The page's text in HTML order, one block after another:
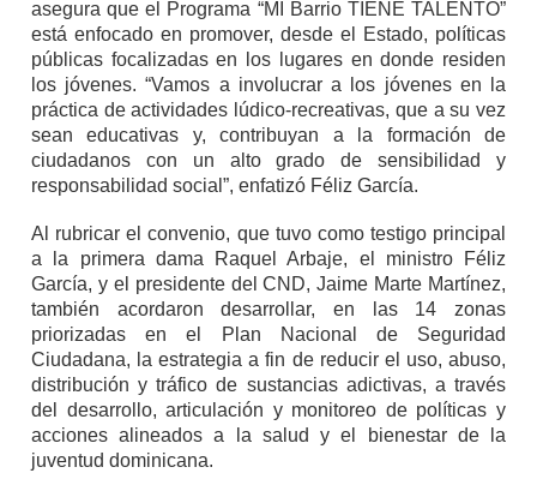
asegura que el Programa “MI Barrio TIENE TALENTO”
está enfocado en promover, desde el Estado, políticas
públicas focalizadas en los lugares en donde residen
los jóvenes. “Vamos a involucrar a los jóvenes en la
práctica de actividades lúdico-recreativas, que a su vez
sean educativas y, contribuyan a la formación de
ciudadanos con un alto grado de sensibilidad y
responsabilidad social”, enfatizó Féliz García.
Al rubricar el convenio, que tuvo como testigo principal
a la primera dama Raquel Arbaje, el ministro Féliz
García, y el presidente del CND, Jaime Marte Martínez,
también acordaron desarrollar, en las 14 zonas
priorizadas en el Plan Nacional de Seguridad
Ciudadana, la estrategia a fin de reducir el uso, abuso,
distribución y tráfico de sustancias adictivas, a través
del desarrollo, articulación y monitoreo de políticas y
acciones alineados a la salud y el bienestar de la
juventud dominicana.